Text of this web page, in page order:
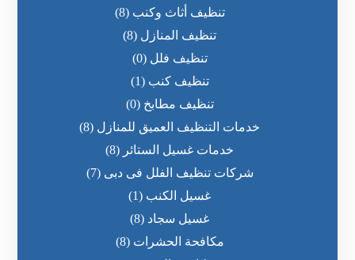
تنظيف أثاث وكنب (8)
تنظيف المنازل (8)
تنظيف فلل (0)
تنظيف كنب (1)
تنظيف مطابخ (0)
خدمات التنظيف العميق للمنازل (8)
خدمات غسيل الستائر (8)
شركات تنظيف الفلل فى دبى (7)
غسيل الكنب (1)
غسيل سجاد (8)
مكافحة الحشرات (8)